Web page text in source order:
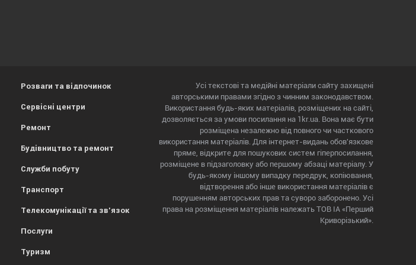
Розваги та відпочинок
Сервісні центри
Ремонт
Будівництво та ремонт
Служби побуту
Транспорт
Телекомунікації та зв'язок
Послуги
Туризм
Усі текстові та медійні матеріали сайту захищені
авторськими правами згідно з чинним законодавством.
Використання будь-яких матеріалів, розміщених на сайті,
дозволяється за умови посилання на 1kr.ua. Вона має бути
розміщена незалежно від повного чи часткового
використання матеріалів. Для інтернет-видань обов'язкове
пряме, відкрите для пошукових систем гіперпосилання,
розміщене в підзаголовку або першому абзаці матеріалу. У
будь-якому іншому випадку передрук, копіювання,
відтворення або інше використання матеріалів є
порушенням авторських прав та суворо заборонено. Усі
права на розміщення матеріалів належать ТОВ ІА «Перший
Криворізький».